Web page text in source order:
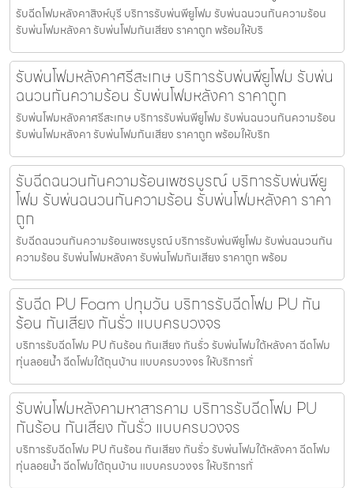
รับฉีดโฟมหลังคาสิงห์บุรี บริการรับพ่นพียูโฟม รับพ่นฉนวนกันความร้อน
รับพ่นโฟมหลังคา รับพ่นโฟมกันเสียง ราคาถูก พร้อมให้บริ
รับพ่นโฟมหลังคาศรีสะเกษ บริการรับพ่นพียูโฟม รับพ่น
ฉนวนกันความร้อน รับพ่นโฟมหลังคา ราคาถูก
รับพ่นโฟมหลังคาศรีสะเกษ บริการรับพ่นพียูโฟม รับพ่นฉนวนกันความร้อน
รับพ่นโฟมหลังคา รับพ่นโฟมกันเสียง ราคาถูก พร้อมให้บริก
รับฉีดฉนวนกันความร้อนเพชรบูรณ์ บริการรับพ่นพียู
โฟม รับพ่นฉนวนกันความร้อน รับพ่นโฟมหลังคา ราคา
ถูก
รับฉีดฉนวนกันความร้อนเพชรบูรณ์ บริการรับพ่นพียูโฟม รับพ่นฉนวนกัน
ความร้อน รับพ่นโฟมหลังคา รับพ่นโฟมกันเสียง ราคาถูก พร้อม
รับฉีด PU Foam ปทุมวัน บริการรับฉีดโฟม PU กัน
ร้อน กันเสียง กันรั่ว แบบครบวงจร
บริการรับฉีดโฟม PU กันร้อน กันเสียง กันรั่ว รับพ่นโฟมใต้หลังคา ฉีดโฟม
ทุ่นลอยน้ำ ฉีดโฟมใต้ถุนบ้าน แบบครบวงจร ให้บริการทั่
รับพ่นโฟมหลังคามหาสารคาม บริการรับฉีดโฟม PU
กันร้อน กันเสียง กันรั่ว แบบครบวงจร
บริการรับฉีดโฟม PU กันร้อน กันเสียง กันรั่ว รับพ่นโฟมใต้หลังคา ฉีดโฟม
ทุ่นลอยน้ำ ฉีดโฟมใต้ถุนบ้าน แบบครบวงจร ให้บริการทั่